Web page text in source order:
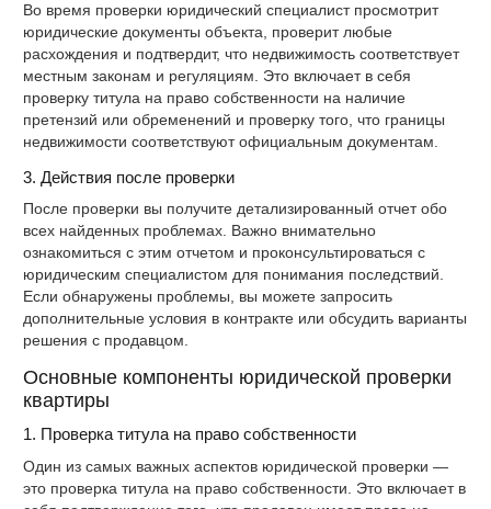
Во время проверки юридический специалист просмотрит
юридические документы объекта, проверит любые
расхождения и подтвердит, что недвижимость соответствует
местным законам и регуляциям. Это включает в себя
проверку титула на право собственности на наличие
претензий или обременений и проверку того, что границы
недвижимости соответствуют официальным документам.
3. Действия после проверки
После проверки вы получите детализированный отчет обо
всех найденных проблемах. Важно внимательно
ознакомиться с этим отчетом и проконсультироваться с
юридическим специалистом для понимания последствий.
Если обнаружены проблемы, вы можете запросить
дополнительные условия в контракте или обсудить варианты
решения с продавцом.
Основные компоненты юридической проверки
квартиры
1. Проверка титула на право собственности
Один из самых важных аспектов юридической проверки —
это проверка титула на право собственности. Это включает в